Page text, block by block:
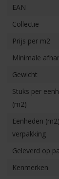
EAN
Collectie
Prijs per m2
Minimale
Gewicht
Stuks per
(m2)
Eenheden
verpakking
Geleverd op
Kenmerken